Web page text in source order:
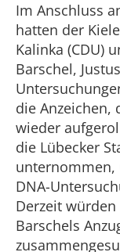
Im Anschluss
hatten der
Kalinka (CDU)
Barschel,
die Anzeichen,
wieder
die Lübecker
unternommen,
DNA-
Derzeit
Barschels